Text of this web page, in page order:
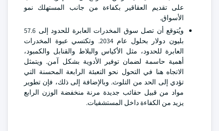
على تقديم العقاقير بكفاءة من جانب المستهلك نمو
الأسواق.
ويُتوقع أن تصل سوق المخدرات العابرة للحدود إلى 57.6
بليون دولار بحلول عام 2034. وتكتسي عبوة المخدرات
العابرة للحدود، مثل الأكياس والبلاط والقنابل والكمبود،
أهمية حاسمة لضمان توفير الأدوية بشكل آمن. ويتمثل
الاتجاه هنا في التحول نحو التعبئة الرابعة المحسنة التي
تؤدي إلى الحد من التلوث. وبالإضافة إلى ذلك، فإن تطوير
مواد من قبيل حقائب جديدة مرنة منخفضة الوزن الرابع
يزيد من الكفاءة داخل المستشفيات.